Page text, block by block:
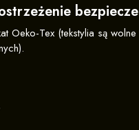
Oeko-Tex (tekstylia są